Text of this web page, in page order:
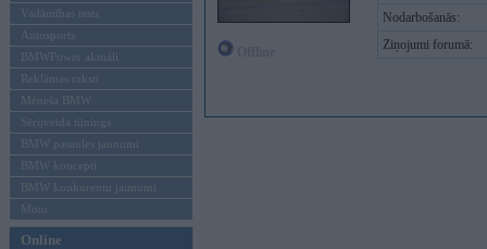
Vadāmības tests
Autosports
BMWPower aktuāli
Reklāmas raksti
Mēneša BMW
Sērijveida tūnings
BMW pasaules jaunumi
BMW koncepti
BMW konkurentu jaunumi
Moto
Online
Nodarbošanās:
Ziņojumi forumā: